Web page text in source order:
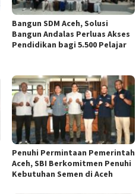
Bangun SDM Aceh, Solusi
Bangun Andalas Perluas Akses
Pendidikan bagi 5.500 Pelajar
Penuhi Permintaan Pemerintah
Aceh, SBI Berkomitmen Penuhi
Kebutuhan Semen di Aceh